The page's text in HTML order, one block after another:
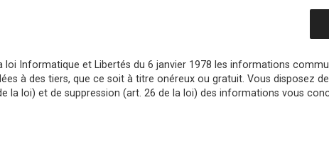
loi Informatique et Libertés du 6 janvier 1978 les informations
à des tiers, que ce soit à titre onéreux ou gratuit. Vous disposez
la loi) et de suppression (art. 26 de la loi) des informations vous